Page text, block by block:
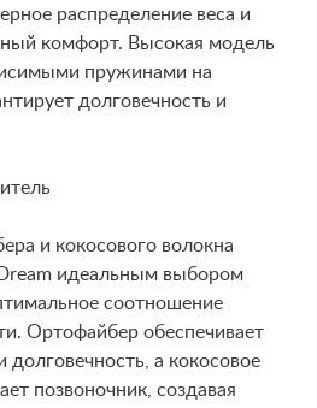
распределение веса и
комфорт. Высокая модель
пружинами на
долговечность и
и кокосового волокна
идеальным выбором
соотношение
Ортофайбер обеспечивает
долговечность, а кокосовое
позвоночник, создавая